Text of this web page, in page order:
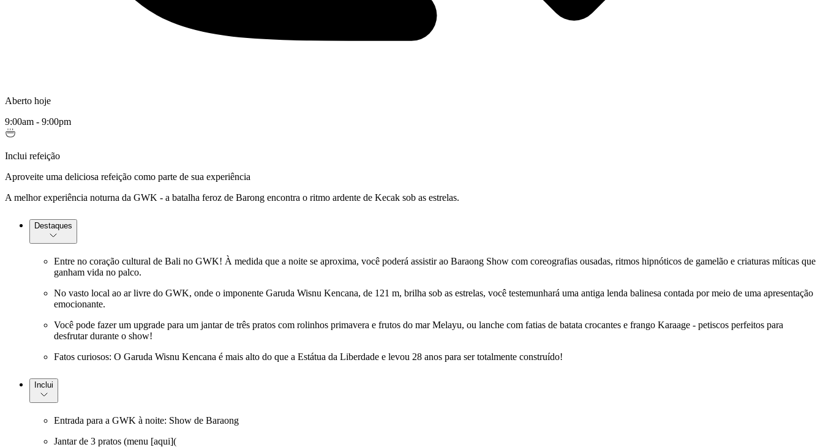
Aberto hoje
9:00am - 9:00pm
Inclui refeição
Aproveite uma deliciosa refeição como parte de sua experiência
A melhor experiência noturna da GWK - a batalha feroz de Barong encontra o ritmo ardente de Kecak sob as estrelas.
Destaques
Entre no coração cultural de Bali no GWK! À medida que a noite se aproxima, você poderá assistir ao Baraong Show com coreografias ousadas, ritmos hipnóticos de gamelão e criaturas míticas que
ganham vida no palco.
No vasto local ao ar livre do GWK, onde o imponente Garuda Wisnu Kencana, de 121 m, brilha sob as estrelas, você testemunhará uma antiga lenda balinesa contada por meio de uma apresentação
emocionante.
Você pode fazer um upgrade para um jantar de três pratos com rolinhos primavera e frutos do mar Melayu, ou lanche com fatias de batata crocantes e frango Karaage - petiscos perfeitos para
desfrutar durante o show!
Fatos curiosos: O Garuda Wisnu Kencana é mais alto do que a Estátua da Liberdade e levou 28 anos para ser totalmente construído!
Inclui
Entrada para a GWK à noite: Show de Baraong
Jantar de 3 pratos (menu [aqui](